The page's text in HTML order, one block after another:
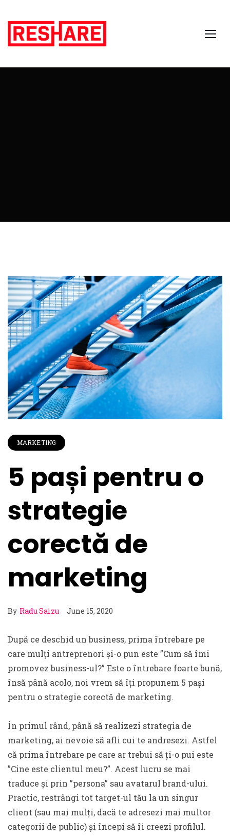
MARKETING
5 pași pentru o
strategie
corectă de
marketing
By Radu Saizu June 15, 2020
După ce deschid un business, prima întrebare pe
care mulți antreprenori și-o pun este ”Cum să îmi
promovez business-ul?” Este o întrebare foarte bună,
însă până acolo, noi vrem să îți propunem 5 pași
pentru o strategie corectă de marketing.
În primul rând, până să realizezi strategia de
marketing, ai nevoie să afli cui te andresezi. Astfel
că prima întrebare pe care ar trebui să ți-o pui este
”Cine este clientul meu?”. Acest lucru se mai
traduce și prin ”persona” sau avatarul brand-ului.
Practic, restrângi tot target-ul tău la un singur
client (sau mai mulți, dacă te adresezi mai multor
categorii de public) și începi să îi creezi profilul.